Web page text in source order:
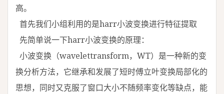
高。
首先我们小组利用的是harr小波变换进行特征提取
先简单说一下harr小波变换的原理：
小波变换（wavelettransform，WT）是一种新的变
换分析方法，它继承和发展了短时傅立叶变换局部化的
思想，同时又克服了窗口大小不随频率变化等缺点，能